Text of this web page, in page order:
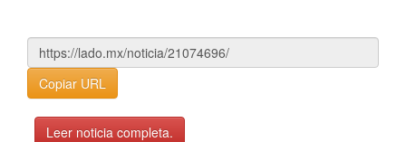
Copiar URL
Leer noticia completa.